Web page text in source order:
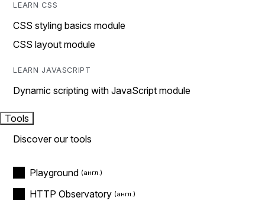
LEARN CSS
CSS styling basics module
CSS layout module
LEARN JAVASCRIPT
Dynamic scripting with JavaScript module
Tools
Discover our tools
Playground
HTTP Observatory